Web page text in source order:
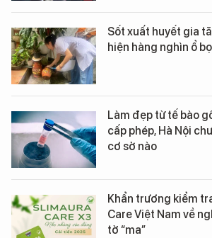
Sốt xuất huyết gia
hiện hàng nghìn ổ
Làm đẹp từ tế bào
cấp phép, Hà Nội
cơ sở nào
Khẩn trương kiểm
Care Việt Nam về
tờ “ma”